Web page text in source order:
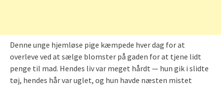
Denne unge hjemløse pige kæmpede hver dag for at
overleve ved at sælge blomster på gaden for at tjene lidt
penge til mad. Hendes liv var meget hårdt — hun gik i slidte
tøj, hendes hår var uglet, og hun havde næsten mistet